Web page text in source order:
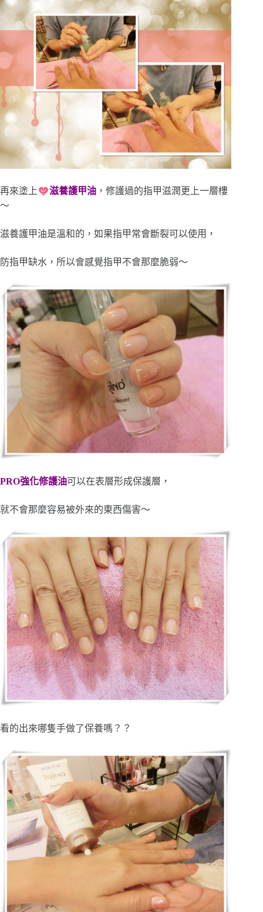
再來塗上 滋養護甲油 ，修護過的指甲滋潤更上一層樓
～
滋養護甲油是溫和的，如果指甲常會斷裂可以使用，
防指甲缺水，所以會感覺指甲不會那麼脆弱～
PRO強化修護油可以在表層形成保護層，
就不會那麼容易被外來的東西傷害～
看的出來哪隻手做了保養嗎？？